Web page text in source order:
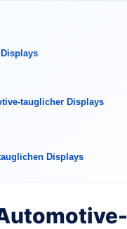
tauglicher Displays
Displays